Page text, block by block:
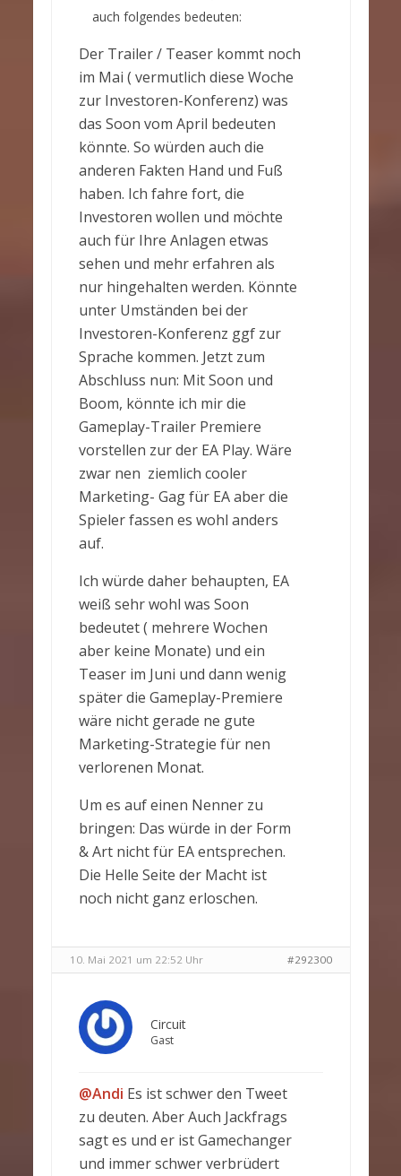
auch folgendes bedeuten:
Der Trailer / Teaser kommt noch
im Mai ( vermutlich diese Woche
zur Investoren-Konferenz) was
das Soon vom April bedeuten
könnte. So würden auch die
anderen Fakten Hand und Fuß
haben. Ich fahre fort, die
Investoren wollen und möchte
auch für Ihre Anlagen etwas
sehen und mehr erfahren als
nur hingehalten werden. Könnte
unter Umständen bei der
Investoren-Konferenz ggf zur
Sprache kommen. Jetzt zum
Abschluss nun: Mit Soon und
Boom, könnte ich mir die
Gameplay-Trailer Premiere
vorstellen zur der EA Play. Wäre
zwar nen ziemlich cooler
Marketing- Gag für EA aber die
Spieler fassen es wohl anders
auf.
Ich würde daher behaupten, EA
weiß sehr wohl was Soon
bedeutet ( mehrere Wochen
aber keine Monate) und ein
Teaser im Juni und dann wenig
später die Gameplay-Premiere
wäre nicht gerade ne gute
Marketing-Strategie für nen
verlorenen Monat.
Um es auf einen Nenner zu
bringen: Das würde in der Form
& Art nicht für EA entsprechen.
Die Helle Seite der Macht ist
noch nicht ganz erloschen.
10. Mai 2021 um 22:52 Uhr #292300
Circuit
Gast
@Andi Es ist schwer den Tweet
zu deuten. Aber Auch Jackfrags
sagt es und er ist Gamechanger
und immer schwer verbrüdert